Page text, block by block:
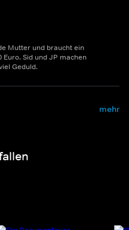
Mutter und braucht ein
Sid und JP machen
Geduld.
mehr